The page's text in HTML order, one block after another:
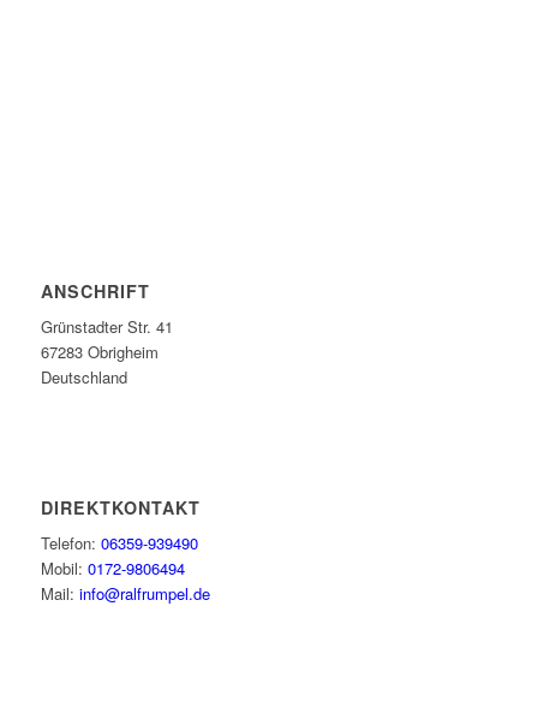
ANSCHRIFT
Grünstadter Str. 41
67283 Obrigheim
Deutschland
DIREKTKONTAKT
Telefon: 06359-939490
Mobil: 0172-9806494
Mail: info@ralfrumpel.de